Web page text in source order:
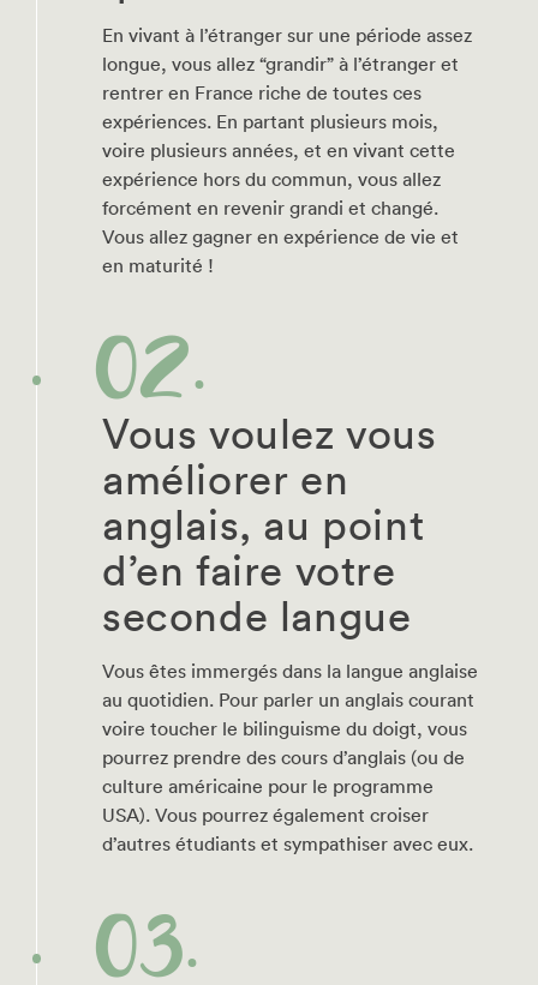
En vivant à l’étranger sur une période assez
longue, vous allez “grandir” à l’étranger et
rentrer en France riche de toutes ces
expériences. En partant plusieurs mois,
voire plusieurs années, et en vivant cette
expérience hors du commun, vous allez
forcément en revenir grandi et changé.
Vous allez gagner en expérience de vie et
en maturité !
Vous voulez vous
améliorer en
anglais, au point
d’en faire votre
seconde langue
Vous êtes immergés dans la langue anglaise
au quotidien. Pour parler un anglais courant
voire toucher le bilinguisme du doigt, vous
pourrez prendre des cours d’anglais (ou de
culture américaine pour le programme
USA). Vous pourrez également croiser
d’autres étudiants et sympathiser avec eux.